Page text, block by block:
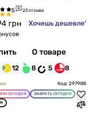
23 отзыва
грн Хочешь дешевле?
О товаре
12 8 5 8
Код: 297988
СЕГОДНЯ
ЗАБРАТЬ СЕГОДНЯ